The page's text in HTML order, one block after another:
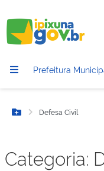
Prefeitura
Botão Menu
Defesa Civil
Categoria: